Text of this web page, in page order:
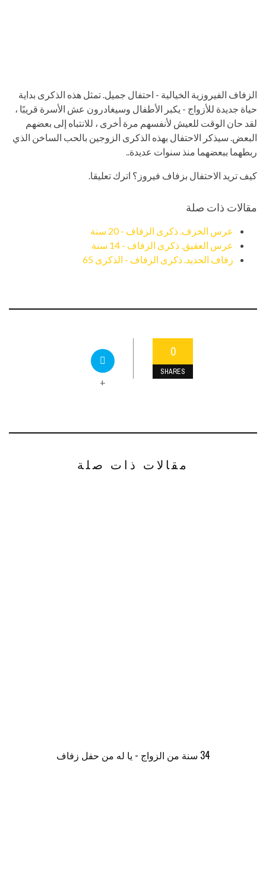
الزفاف الفيروزية الخيالية - احتفال جميل. تمثل هذه الذكرى بداية
حياة جديدة للأزواج - يكبر الأطفال وسيغادرون عش الأسرة قريبًا ،
لقد حان الوقت للعيش لأنفسهم مرة أخرى ، للانتباه إلى بعضهم
البعض. سيذكر الاحتفال بهذه الذكرى الزوجين بالحب الساخن الذي
ربطهما ببعضهما منذ سنوات عديدة..
كيف تريد الاحتفال بزفاف فيروز؟ اترك تعليقا.
مقالات ذات صلة
عرس الخزف. ذكرى الزفاف - 20 سنة
عرس العقيق. ذكرى الزفاف - 14 سنة
زفاف الحديد. ذكرى الزفاف - الذكرى 65
0
SHARES
+
مقالات ذات صلة
34 سنة من الزواج - يا له من حفل زفاف